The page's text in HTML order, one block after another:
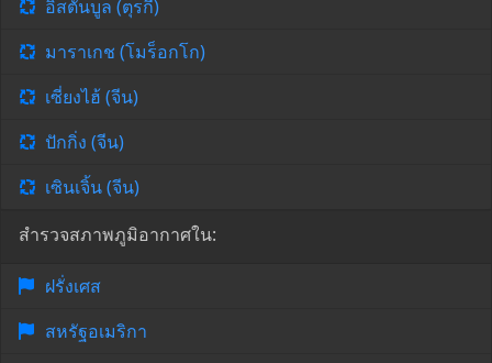
อิสตันบูล (ตุรกี)
มาราเกช (โมร็อกโก)
เซี่ยงไฮ้ (จีน)
ปักกิ่ง (จีน)
เซินเจิ้น (จีน)
สำรวจสภาพภูมิอากาศใน:
ฝรั่งเศส
สหรัฐอเมริกา